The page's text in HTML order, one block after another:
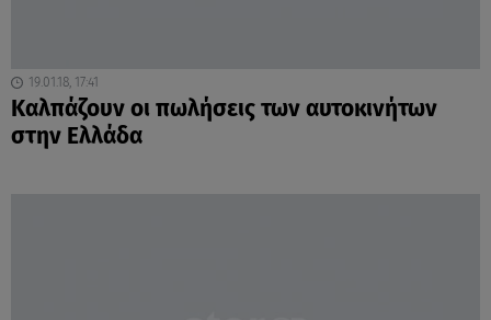
19.01.18, 17:41
Καλπάζουν οι πωλήσεις των αυτοκινήτων
στην Ελλάδα